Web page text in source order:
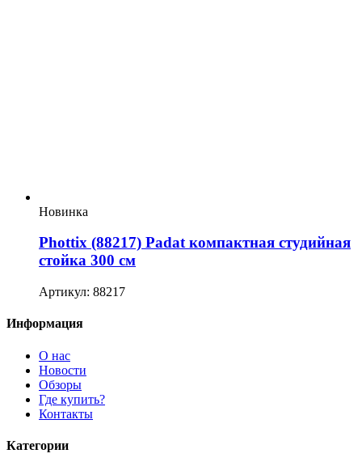
Новинка
Phottix (88217) Padat компактная студийная
стойка 300 см
Артикул: 88217
Информация
О нас
Новости
Обзоры
Где купить?
Контакты
Категории